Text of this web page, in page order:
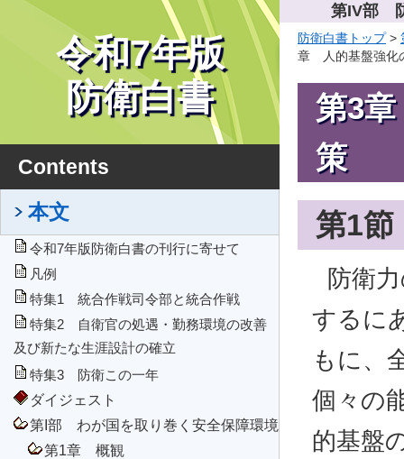
令和7年版
防衛白書
Contents
本文
令和7年版防衛白書の刊行に寄せて
凡例
特集1 統合作戦司令部と統合作戦
特集2 自衛官の処遇・勤務環境の改善
及び新たな生涯設計の確立
特集3 防衛この一年
ダイジェスト
第I部 わが国を取り巻く安全保障環境
第1章 概観
第IV部
防衛白書トップ>
章 人的基盤強化
第3
策
第1
防衛
するに
もに、
個々の
的基盤